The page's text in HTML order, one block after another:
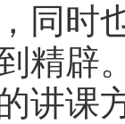
同时
精辟
讲课